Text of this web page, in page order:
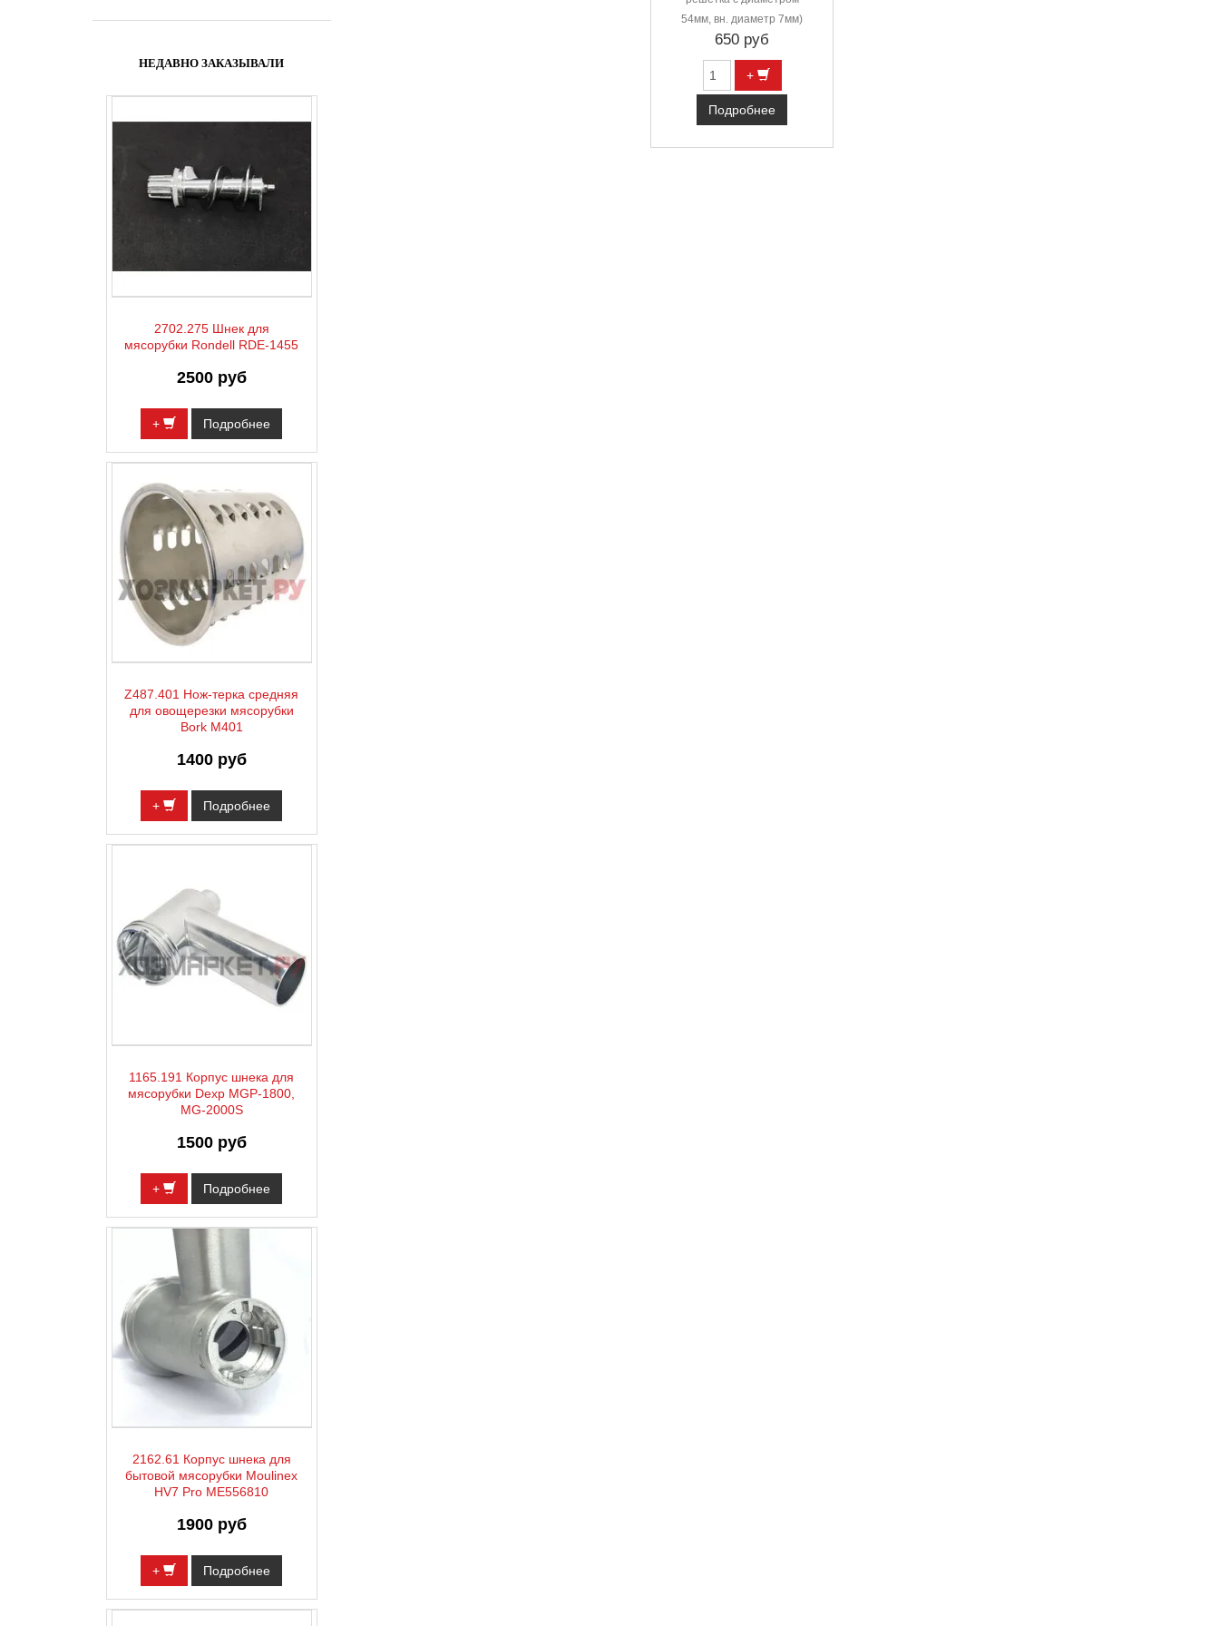
54мм, вн. диаметр 7мм)
650 руб
+
Подробнее
НЕДАВНО ЗАКАЗЫВАЛИ
2702.275 Шнек для
мясорубки Rondell RDE-1455
2500 руб
+ Подробнее
Z487.401 Нож-терка средняя
для овощерезки мясорубки
Bork M401
1400 руб
+ Подробнее
1165.191 Корпус шнека для
мясорубки Dexp MGP-1800,
MG-2000S
1500 руб
+ Подробнее
2162.61 Корпус шнека для
бытовой мясорубки Moulinex
HV7 Pro ME556810
1900 руб
+ Подробнее